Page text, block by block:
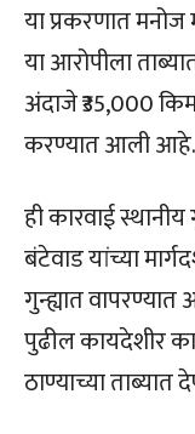
या प्रकरणात मनोज
या आरोपीला
अंदाजे ₹35,000
करण्यात आली आहे.
ही कारवाई
बंटेवाड यांच्या
गुन्ह्यात
पुढील कायदेशीर
ठाण्याच्या